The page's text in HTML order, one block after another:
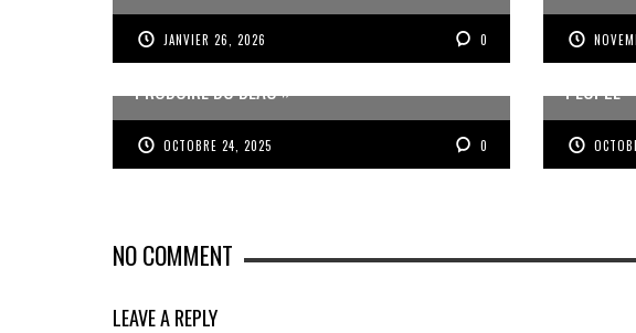
JANVIER 26, 2026 0
JEAN-PIERRE VOLET : « L’OBJECTIF EST DE
PRODUIRE DU BEAU »
OCTOBRE 24, 2025 0
VOIX
PEUPLE
NO COMMENT
LEAVE A REPLY